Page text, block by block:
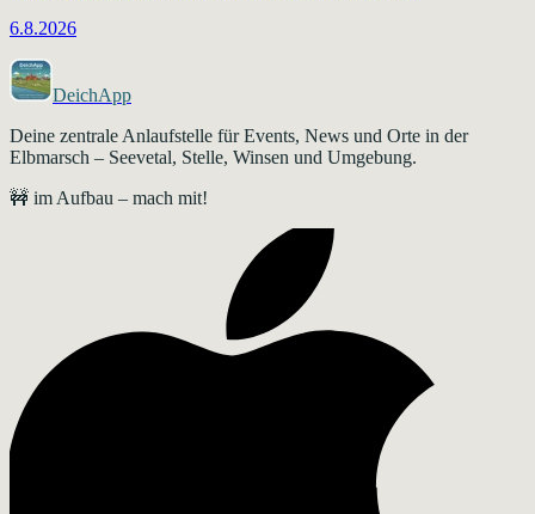
6.8.2026
DeichApp
Deine zentrale Anlaufstelle für Events, News und Orte in der
Elbmarsch – Seevetal, Stelle, Winsen und Umgebung.
🚧 im Aufbau – mach mit!